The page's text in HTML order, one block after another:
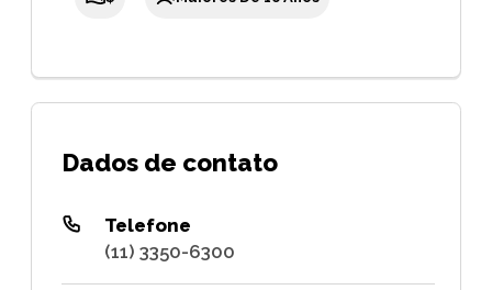
Dados de contato
Telefone
(11) 3350-6300